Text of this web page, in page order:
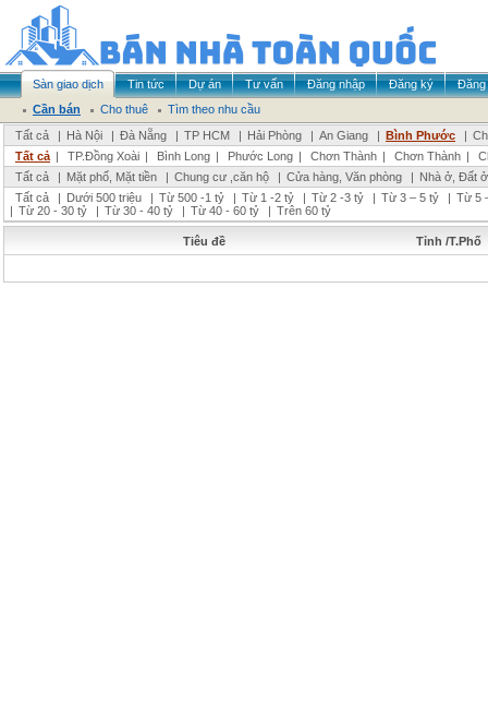
Sàn giao dịch Tin tức Dự án Tư vấn Đăng nhập Đăng ký
Đăng
Cần bán
Cho thuê
Tìm theo nhu cầu
Tất cả
| Hà Nội | Đà Nẵng | TP HCM | Hải Phòng | An Giang | Bình Phước |
Tất cả | TP.Đồng Xoài | Bình Long | Phước Long | Chơn Thành | Chơn Thành |
Tất cả
| Mặt phố, Mặt tiền | Chung cư ,căn hộ | Cửa hàng, Văn phòng | Nhà ở, Đất ở
Tất cả
| Dưới 500 triệu | Từ 500 -1 tỷ | Từ 1 -2 tỷ | Từ 2 -3 tỷ | Từ 3 – 5 tỷ | Từ 5
| Từ 20 - 30 tỷ | Từ 30 - 40 tỷ | Từ 40 - 60 tỷ | Trên 60 tỷ
Tiêu đề Tỉnh /T.Phố